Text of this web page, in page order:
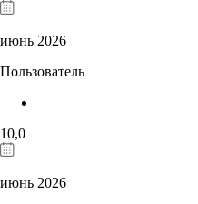
июнь 2026
Пользователь
10,0
июнь 2026